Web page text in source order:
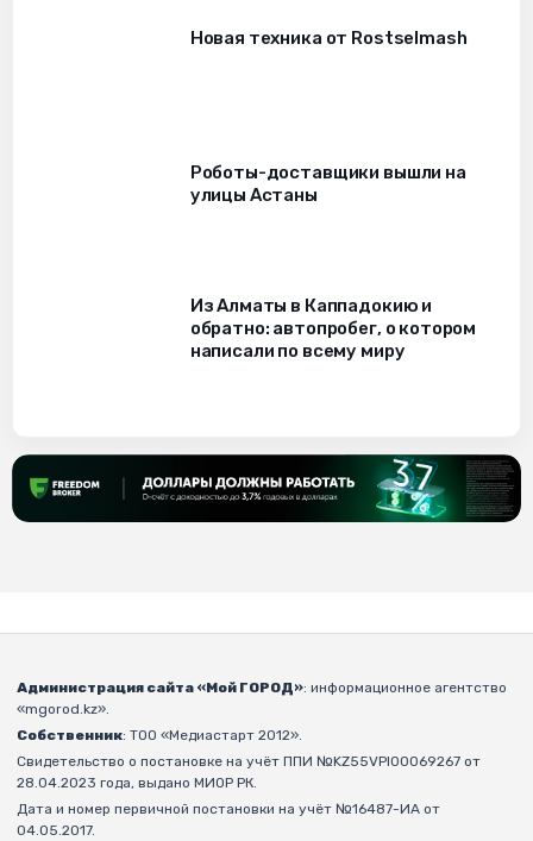
Новая техника от Rostselmash
Роботы-доставщики вышли на
улицы Астаны
Из Алматы в Каппадокию и
обратно: автопробег, о котором
написали по всему миру
Администрация сайта «Мой ГОРОД»: информационное агентство
«mgorod.kz».
Собственник: ТОО «Медиастарт 2012».
Свидетельство о постановке на учёт ППИ №KZ55VPI00069267 от
28.04.2023 года, выдано МИОР РК.
Дата и номер первичной постановки на учёт №16487-ИА от
04.05.2017.